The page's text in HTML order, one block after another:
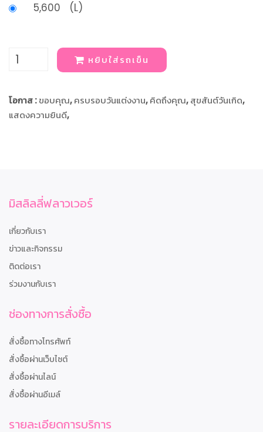
5,600 (L)
หยิบใส่รถเข็น
โอกาส :ขอบคุณ,ครบรอบวันแต่งงาน,คิดถึงคุณ,สุขสันต์วันเกิด,
แสดงความยินดี,
มิสลิลลี่ฟลาวเวอร์
เกี่ยวกับเรา
ข่าวและกิจกรรม
ติดต่อเรา
ร่วมงานกับเรา
ช่องทางการสั่งซื้อ
สั่งซื้อทางโทรศัพท์
สั่งซื้อผ่านเว็บไซต์
สั่งซื้อผ่านไลน์
สั่งซื้อผ่านอีเมล์
รายละเอียดการบริการ